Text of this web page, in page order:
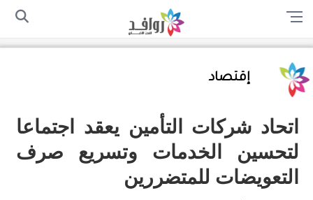
الرئيسية سياسة الخصوصية
إقتصاد
اتحاد شركات التأمين يعقد اجتماعا
لتحسين الخدمات وتسريع صرف
التعويضات للمتضررين